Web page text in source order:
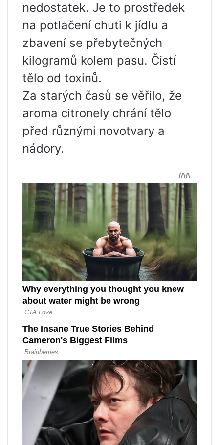
nedostatek. Je to prostředek
na potlačení chuti k jídlu a
zbavení se přebytečných
kilogramů kolem pasu. Čistí
tělo od toxinů.
Za starých časů se věřilo, že
aroma citronely chrání tělo
před různými novotvary a
nádory.